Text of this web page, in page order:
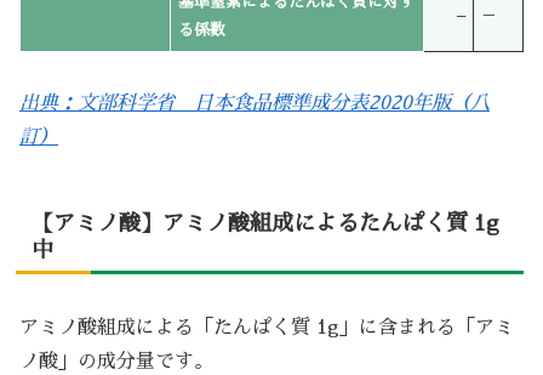
る係数
– －
出典：文部科学省 日本食品標準成分表2020年版（八
訂）
【アミノ酸】アミノ酸組成によるたんぱく質 1g
中
アミノ酸組成による「たんぱく質 1g」に含まれる「アミ
ノ酸」の成分量です。